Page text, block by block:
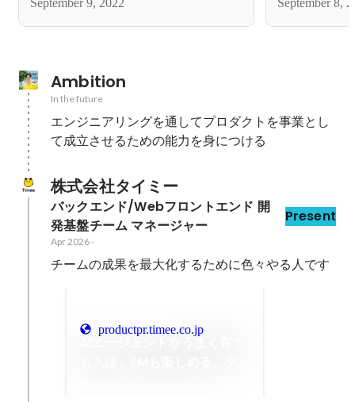
Ambition
In the future
エンジニアリングを通してプロダクトを事業とし
て成立させるための能力を身につける
株式会社タイミー
バックエンド/Webフロントエンド 開
発基盤チーム マネージャー
Present
Apr 2026-
チームの成果を最大化するために色々やる人です
productpr.timee.co.jp